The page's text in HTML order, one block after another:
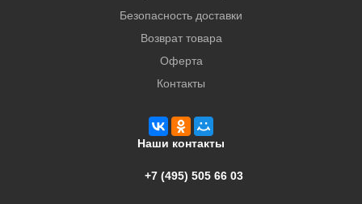
Безопасность доставки
Возврат товара
Оферта
Контакты
Наши контакты
+7 (495) 505 66 03